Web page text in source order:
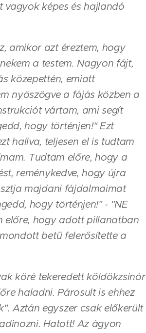
vagyok képes és hajlandó
amikor azt éreztem, hogy
a testem. Nagyon fájt,
közepettén, emiatt
nyöszögve a fájás közben a
vártam, ami segít
hogy történjen!" Ezt
hallva, teljesen el is tudtam
Tudtam előre, hogy a
reménykedve, hogy újra
majdani fájdalmaimat
hogy történjen!" - "NE
előre, hogy adott pillanatban
betű felerősítette a
köré tekeredett köldökzsinór
haladni. Párosult is ehhez
Aztán egyszer csak előkerült
Hatott! Az ágyon